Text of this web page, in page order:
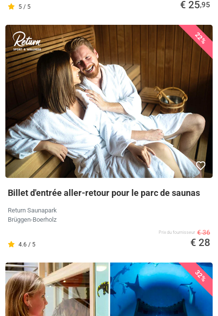
5 / 5 € 25,95
22%
Billet d'entrée aller-retour pour le parc de saunas
Return Saunapark
Brüggen-Boerholz
4.6 / 5
Prix ​​du fournisseur € 36
€ 28
32%